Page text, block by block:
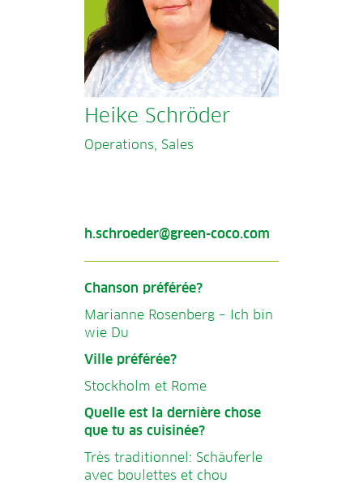
Heike Schröder
Operations, Sales
h.schroeder@green-coco.com
Chanson préférée?
Marianne Rosenberg – Ich bin
wie Du
Ville préférée?
Stockholm et Rome
Quelle est la dernière chose
que tu as cuisinée?
Très traditionnel: Schäuferle
avec boulettes et chou